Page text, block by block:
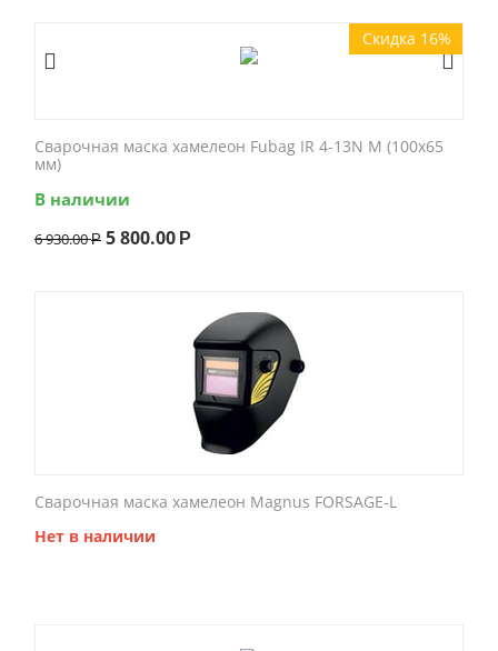
Скидка 16%
Сварочная маска хамелеон Fubag IR 4-13N M (100x65
мм)
В наличии
6 930.00 Р 5 800.00 Р
Сварочная маска хамелеон Magnus FORSAGE-L
Нет в наличии